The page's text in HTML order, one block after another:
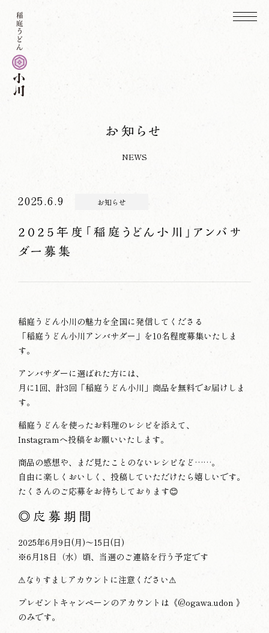
お知らせ
NEWS
2025.6.9 お知らせ
2025年度「稲庭うどん小川」アンバサ
ダー募集
稲庭うどん小川の魅力を全国に発信してくださる
「稲庭うどん小川アンバサダー」を10名程度募集いたしま
す。
アンバサダーに選ばれた方には、
月に1回、計3回「稲庭うどん小川」商品を無料でお届けしま
す。
稲庭うどんを使ったお料理のレシピを添えて、
Instagramへ投稿をお願いいたします。
商品の感想や、まだ見たことのないレシピなど……。
自由に楽しくおいしく、投稿していただけたら嬉しいです。
たくさんのご応募をお待ちしております😊
◎応募期間
2025年6月9日(月)～15日(日)
※6月18日（水）頃、当選のご連絡を行う予定です
⚠なりすましアカウントに注意ください⚠
プレゼントキャンペーンのアカウントは《@ogawa.udon 》
のみです。